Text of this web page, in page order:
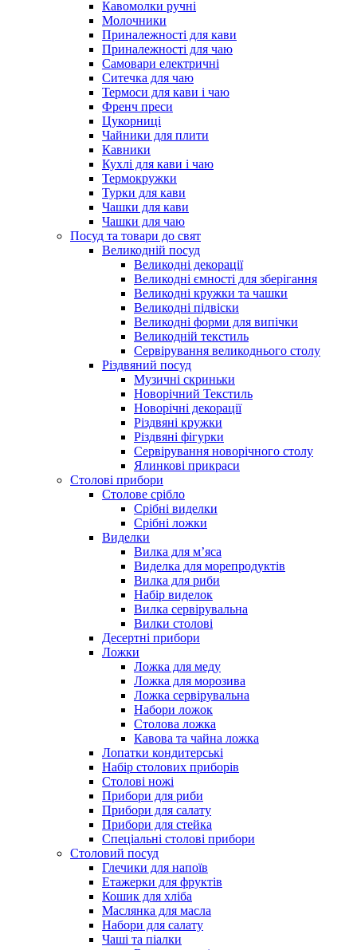
Кавомолки ручні
Молочники
Приналежності для кави
Приналежності для чаю
Самовари електричні
Ситечка для чаю
Термоси для кави і чаю
Френч преси
Цукорниці
Чайники для плити
Кавники
Кухлі для кави і чаю
Термокружки
Турки для кави
Чашки для кави
Чашки для чаю
Посуд та товари до свят
Великодній посуд
Великодні декорації
Великодні ємності для зберігання
Великодні кружки та чашки
Великодні підвіски
Великодні форми для випічки
Великодній текстиль
Сервірування великоднього столу
Різдвяний посуд
Музичні скриньки
Новорічний Текстиль
Новорічні декорації
Різдвяні кружки
Різдвяні фігурки
Сервірування новорічного столу
Ялинкові прикраси
Столові прибори
Столове срібло
Срібні виделки
Срібні ложки
Виделки
Вилка для м’яса
Виделка для морепродуктів
Вилка для риби
Набір виделок
Вилка сервірувальна
Вилки столові
Десертні прибори
Ложки
Ложка для меду
Ложка для морозива
Ложка сервірувальна
Набори ложок
Столова ложка
Кавова та чайна ложка
Лопатки кондитерські
Набір столових приборів
Столові ножі
Прибори для риби
Прибори для салату
Прибори для стейка
Спеціальні столові прибори
Столовий посуд
Глечики для напоїв
Етажерки для фруктів
Кошик для хліба
Маслянка для масла
Набори для салату
Чаші та піалки